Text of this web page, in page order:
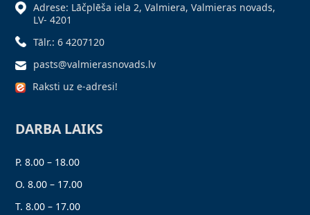
Adrese: Lāčplēša iela 2, Valmiera, Valmieras novads,
LV- 4201
Tālr.: 6 4207120
pasts@valmierasnovads.lv
Raksti uz e-adresi!
DARBA LAIKS
P. 8.00 – 18.00
O. 8.00 – 17.00
T. 8.00 – 17.00